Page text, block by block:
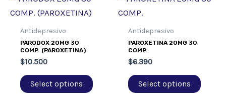
Antidepresivo
PARODOX 20MG 30
COMP. (PAROXETINA)
$10.500
Select options
Antidepresivo
PAROXETINA 20MG 30
COMP.
$6.390
Select options